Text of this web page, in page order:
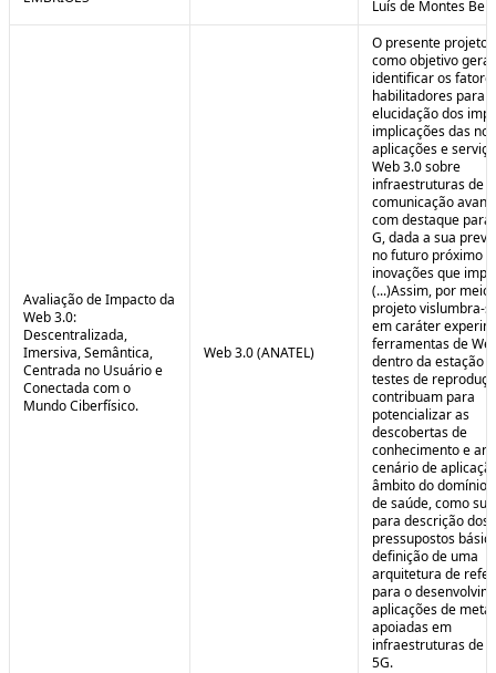
Luís de Montes
Avaliação de Impacto da
Web 3.0:
Descentralizada,
Imersiva, Semântica,
Centrada no Usuário e
Conectada com o
Mundo Ciberfísico.
Web 3.0 (ANATEL)
O presente projeto
como objetivo geral
identificar os
habilitadores para a
elucidação dos
implicações das
aplicações e
Web 3.0 sobre
infraestruturas de
comunicação
com destaque para
G, dada a sua
no futuro próximo
inovações que
(...)Assim, por meio
projeto vislumbra-
em caráter
ferramentas de
dentro da estação
testes de
contribuam para
potencializar as
descobertas de
conhecimento e
cenário de
âmbito do domínio
de saúde, como
para descrição dos
pressupostos
definição de uma
arquitetura de
para o
aplicações de
apoiadas em
infraestruturas de
5G.